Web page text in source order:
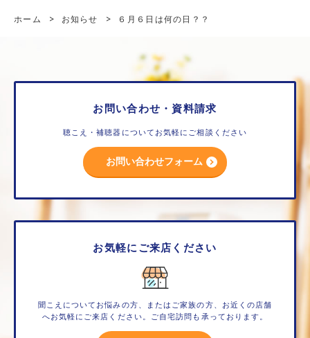
ホーム > お知らせ > ６月６日は何の日？？
お問い合わせ・資料請求
聴こえ・補聴器についてお気軽にご相談ください
お問い合わせフォーム
お気軽にご来店ください
聞こえについてお悩みの方、またはご家族の方、お近くの店舗
へお気軽にご来店ください。ご自宅訪問も承っております。